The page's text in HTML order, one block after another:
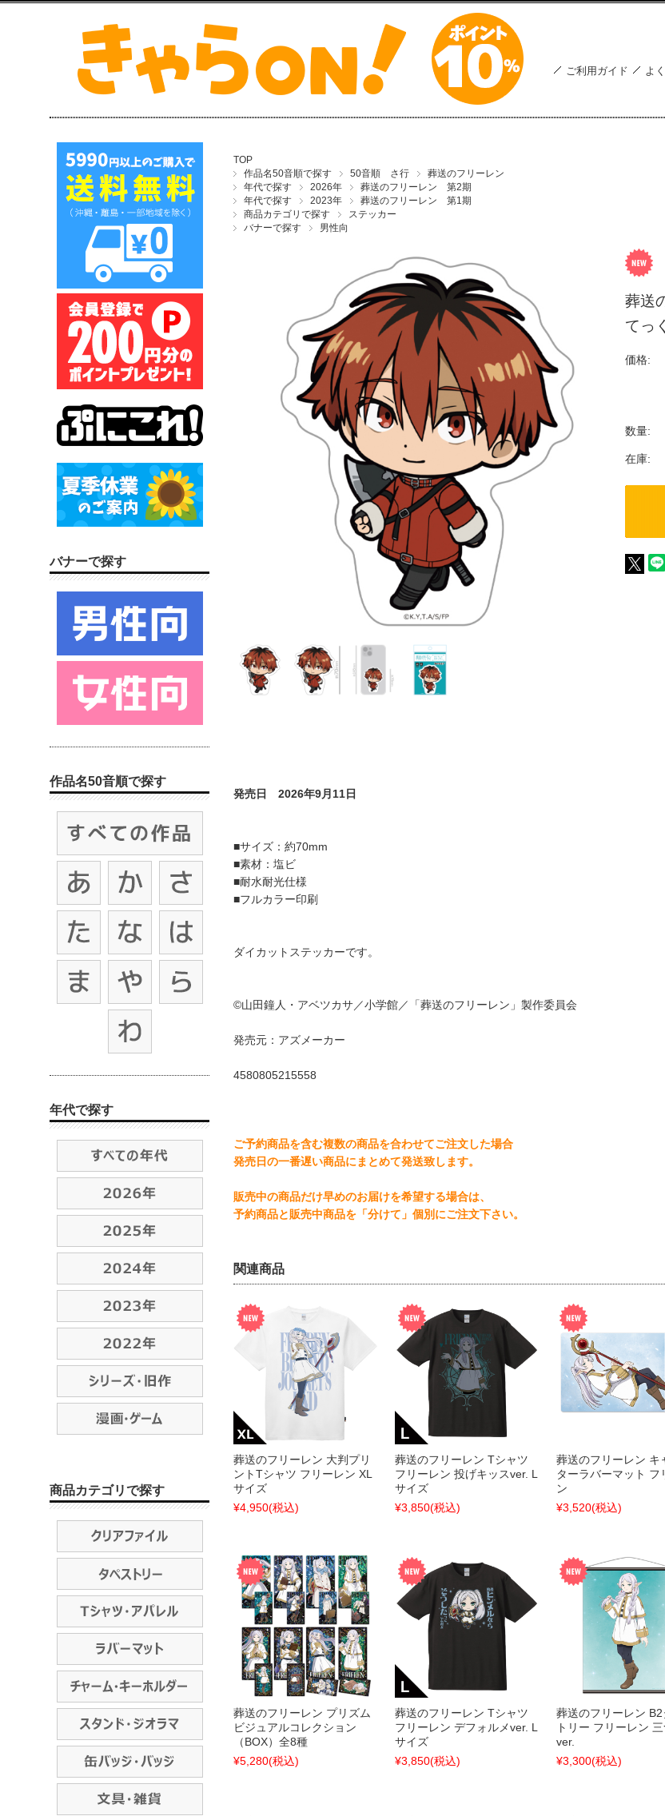
ご利用ガイド よ
TOP
作品名50音順で探す
50音順 さ行
葬送のフリーレン
年代で探す
2026年
葬送のフリーレン 第2期
年代で探す
2023年
葬送のフリーレン 第1期
商品カテゴリで探す
ステッカー
バナーで探す
男性向
葬送
てっ
価格:
数量:
在庫:
発売日 2026年9月11日
■サイズ：約70mm
■素材：塩ビ
■耐水耐光仕様
■フルカラー印刷
ダイカットステッカーです。
©山田鐘人・アベツカサ／小学館／「葬送のフリーレン」製作委員会
発売元：アズメーカー
4580805215558
ご予約商品を含む複数の商品を合わせてご注文した場合
発売日の一番遅い商品にまとめて発送致します。
販売中の商品だけ早めのお届けを希望する場合は、
予約商品と販売中商品を「分けて」個別にご注文下さい。
関連商品
葬送のフリーレン 大判プリ
ントTシャツ フリーレン XL
サイズ
¥4,950(税込)
葬送のフリーレン Tシャツ
フリーレン 投げキッスver. L
サイズ
¥3,850(税込)
葬送のフリーレン キ
ターラバーマット フ
ン
¥3,520(税込)
葬送のフリーレン プリズム
ビジュアルコレクション
（BOX）全8種
¥5,280(税込)
葬送のフリーレン Tシャツ
フリーレン デフォルメver. L
サイズ
¥3,850(税込)
葬送のフリーレン B2
トリー フリーレン
ver.
¥3,300(税込)
バナーで探す
作品名50音順で探す
年代で探す
商品カテゴリで探す